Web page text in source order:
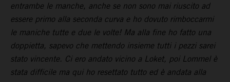
entrambe le manche, anche se non sono mai riuscito ad
essere primo alla seconda curva e ho dovuto rimboccarmi
le maniche tutte e due le volte! Ma alla fine ho fatto una
doppietta, sapevo che mettendo insieme tutti i pezzi sarei
stato vincente. Ci ero andato vicino a Loket, poi Lommel è
stata difficile ma qui ho resettato tutto ed è andata alla